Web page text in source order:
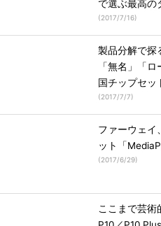
で選ぶ最高の
(2017/7/16)
製品分解で探
「無名」「
国チップセッ
(2017/7/7)
ファーウェイ
ット「
(2017/6/29)
ここまで芸